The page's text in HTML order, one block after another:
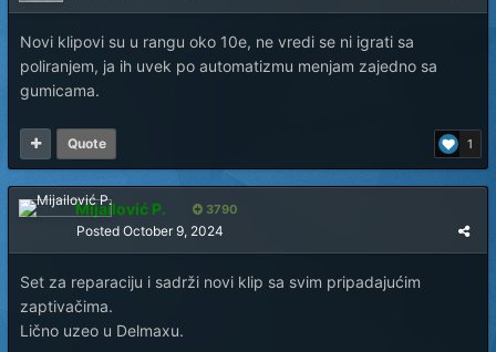
Novi klipovi su u rangu oko 10e, ne vredi se ni igrati sa
poliranjem, ja ih uvek po automatizmu menjam zajedno sa
gumicama.
1
Quote
Mijailović P. 3790
Posted October 9, 2024
Set za reparaciju i sadrži novi klip sa svim pripadajućim
zaptivačima.
Lično uzeo u Delmaxu.